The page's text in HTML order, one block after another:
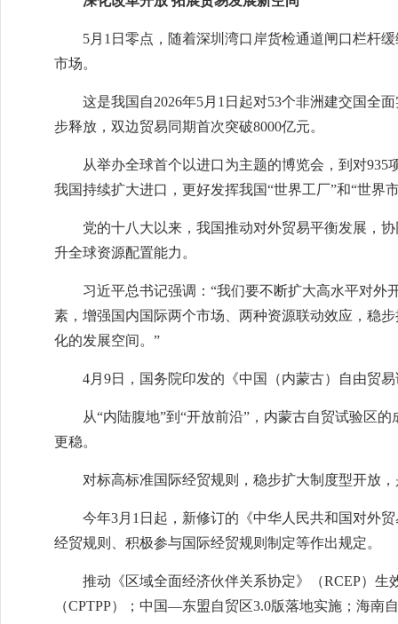
5月1日零点，随着深圳湾口岸货检通道闸口栏杆
市场。
这是我国自2026年5月1日起对53个非洲建交国全
步释放，双边贸易同期首次突破8000亿元。
从举办全球首个以进口为主题的博览会，到对
我国持续扩大进口，更好发挥我国“世界工厂”和“世界
党的十八大以来，我国推动对外贸易平衡发展，
升全球资源配置能力。
习近平总书记强调：“我们要不断扩大高水平对
素，增强国内国际两个市场、两种资源联动效应，稳
化的发展空间。”
4月9日，国务院印发的《中国（内蒙古）自由贸
从“内陆腹地”到“开放前沿”，内蒙古自贸试验区
更稳。
对标高标准国际经贸规则，稳步扩大制度型开放
今年3月1日起，新修订的《中华人民共和国对外
经贸规则、积极参与国际经贸规则制定等作出规定。
推动《区域全面经济伙伴关系协定》（RCEP）
（CPTPP）；中国—东盟自贸区3.0版落地实施；海